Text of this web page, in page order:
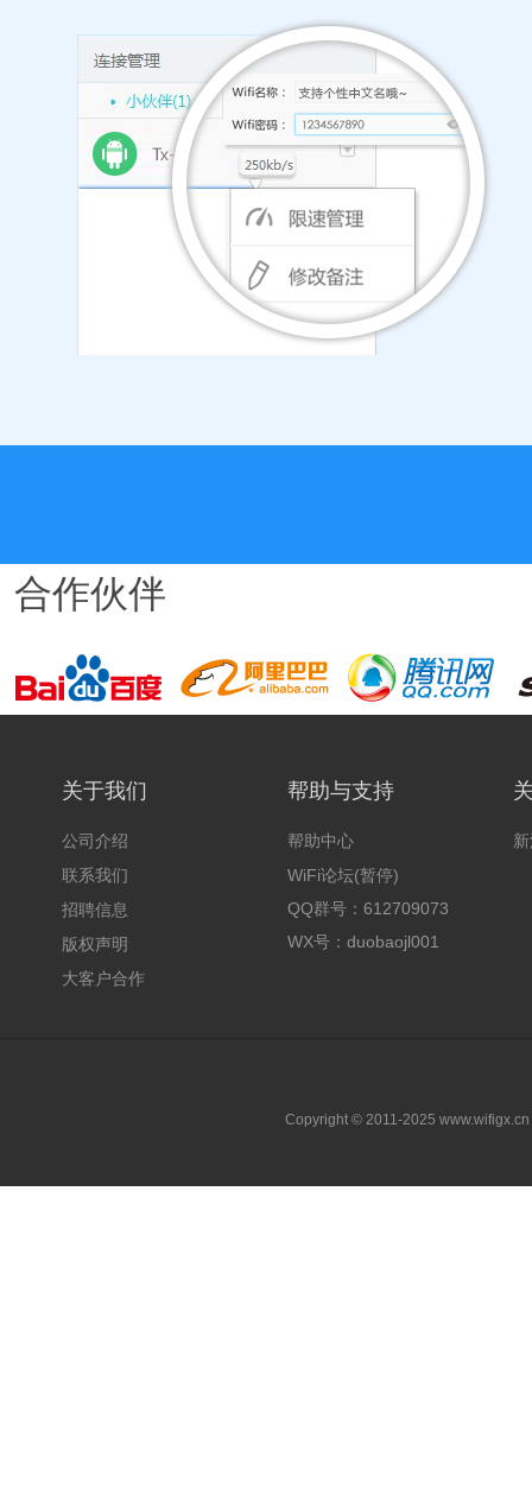
合作伙伴
关于我们
公司介绍
联系我们
招聘信息
版权声明
大客户合作
帮助与支持
帮助中心
WiFi论坛(暂停)
QQ群号：612709073
WX号：duobaojl001
Copyright © 2011-2025